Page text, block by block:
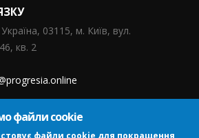
Україна, 03115, м. Київ, вул.
кв. 2
файли cookie
файли cookie для покращення